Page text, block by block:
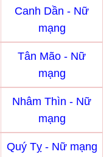
Canh Dần - Nữ
mạng
Tân Mão - Nữ
mạng
Nhâm Thìn - Nữ
mạng
Quý Tỵ - Nữ mạng